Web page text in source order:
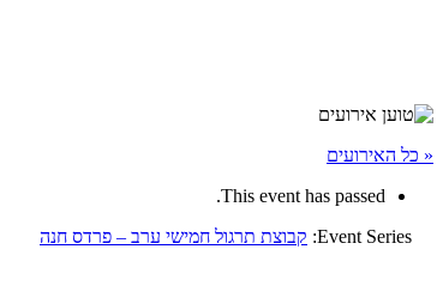
« כל האירועים
This event has passed.
Event Series: קבוצת תרגול חמישי ערב – פרדס חנה